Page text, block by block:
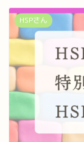
HSPさん